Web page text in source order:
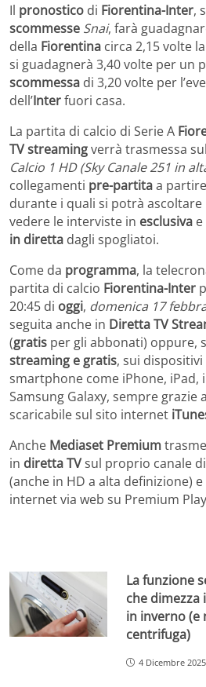
Il pronostico di Fiorentina-Inter,
scommesse Snai, farà
della Fiorentina circa 2,15 volte
si guadagnerà 3,40 volte per un
scommessa di 3,20 volte per
dell’Interfuori casa.
La partita di calcio di Serie A
TV streamingverrà trasmessa
Calcio 1 HD (Sky Canale 251 in
collegamenti pre-partitaa
durante i quali si potrà ascoltare
vedere le interviste in esclusiva
in diretta dagli spogliatoi.
Come da programma, la
partita di calcio Fiorentina-Inter
20:45 di oggi, domenica 17
seguita anche in Diretta TV
(gratis per gli abbonati) oppure,
streaming e gratis, sui
smartphone come iPhone, iPad,
Samsung Galaxy, sempre grazie
scaricabile sul sito internet
Anche Mediaset Premium
in diretta TVsul proprio canale
(anche in HD a alta definizione) e
internet via web su Premium
La funzione
che dimezza
in inverno (e
centrifuga)
4 Dicembre 2025